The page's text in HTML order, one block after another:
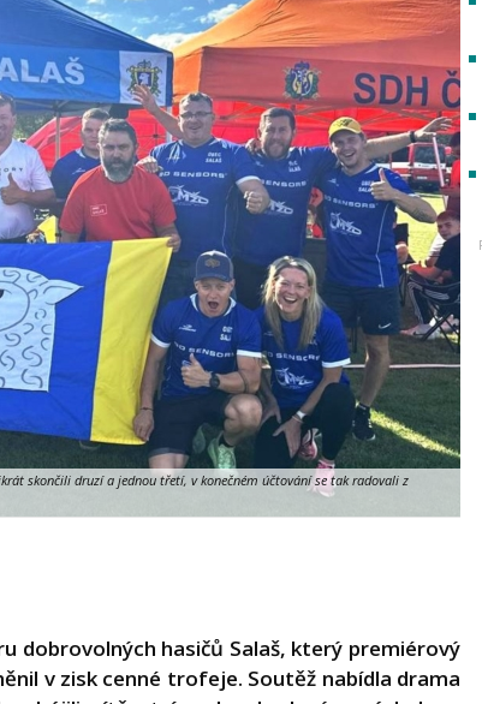
skončili druzí a jednou třetí, v konečném účtování se tak radovali z
dobrovolných hasičů Salaš, který premiérový
v zisk cenné trofeje. Soutěž nabídla drama